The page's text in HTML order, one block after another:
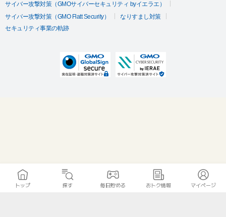
サイバー攻撃対策（GMOサイバーセキュリティ byイエラエ）
サイバー攻撃対策（GMO Flatt Security）
なりすまし対策
セキュリティ事業の軌跡
トップ 探す 毎日貯める おトク情報 マイページ